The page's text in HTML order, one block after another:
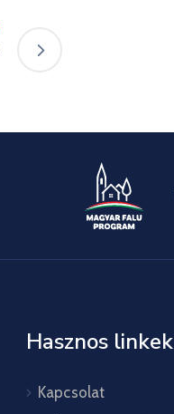
Hasznos linkek
Kapcsolat